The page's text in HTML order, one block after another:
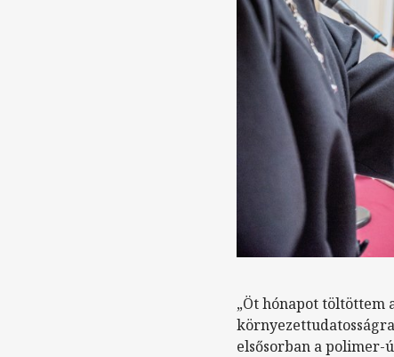
„Öt hónapot
elsősorban a polimer-